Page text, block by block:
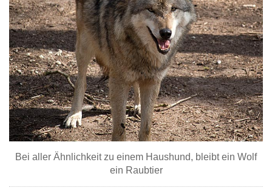
Bei aller Ähnlichkeit zu einem Haushund, bleibt ein Wolf
ein Raubtier